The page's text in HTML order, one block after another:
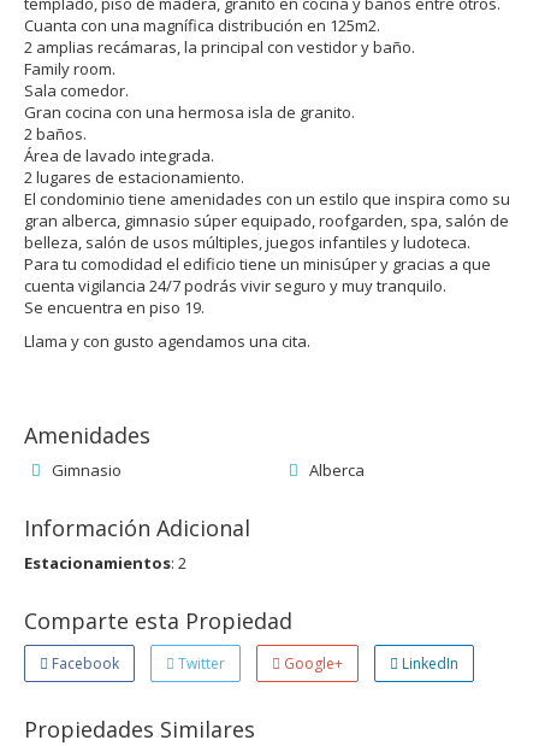
Cuanta con una magnífica distribución en 125m2.
2 amplias recámaras, la principal con vestidor y baño.
Family room.
Sala comedor.
Gran cocina con una hermosa isla de granito.
2 baños.
Área de lavado integrada.
2 lugares de estacionamiento.
El condominio tiene amenidades con un estilo que inspira como su
gran alberca, gimnasio súper equipado, roofgarden, spa, salón de
belleza, salón de usos múltiples, juegos infantiles y ludoteca.
Para tu comodidad el edificio tiene un minisúper y gracias a que
cuenta vigilancia 24/7 podrás vivir seguro y muy tranquilo.
Se encuentra en piso 19.
Llama y con gusto agendamos una cita.
Amenidades
Gimnasio Alberca
Información Adicional
Estacionamientos: 2
Comparte esta Propiedad
Facebook Twitter Google+ LinkedIn
Propiedades Similares